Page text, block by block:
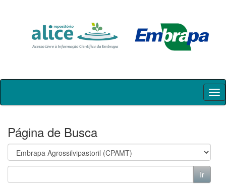
Skip
Página de Busca